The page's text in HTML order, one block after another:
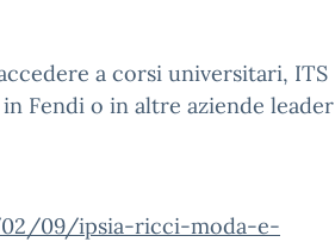
a corsi universitari, ITS
Fendi o in altre aziende leader
09/ipsia-ricci-moda-e-